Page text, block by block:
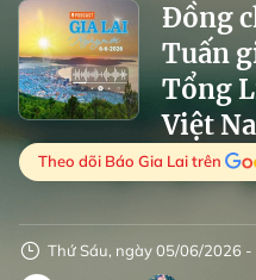
Đồng
Tuấn
Tổng
Việt
Theo dõi Báo Gia Lai trên
Thứ Sáu, ngày 05/06/2026 -